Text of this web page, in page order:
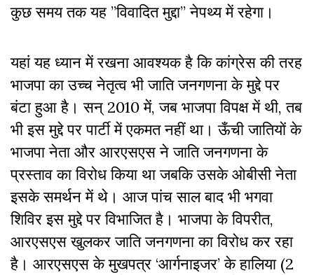
कुछ समय तक यह ”विवादित मुद्दा” नेपथ्य में रहेगा।
यहां यह ध्यान में रखना आवश्यक है कि कांग्रेस की तरह
भाजपा का उच्च नेतृत्व भी जाति जनगणना के मुद्दे पर
बंटा हुआ है। सन् 2010 में, जब भाजपा विपक्ष में थी, तब
भी इस मुद्दे पर पार्टी में एकमत नहीं था। ऊँची जातियों के
भाजपा नेता और आरएसएस ने जाति जनगणना के
प्रस्ताव का विरोध किया था जबकि उसके ओबीसी नेता
इसके समर्थन में थे। आज पांच साल बाद भी भगवा
शिविर इस मुद्दे पर विभाजित है। भाजपा के विपरीत,
आरएसएस खुलकर जाति जनगणना का विरोध कर रहा
है। आरएसएस के मुखपत्र ‘आर्गनाइजर’ के हालिया (2